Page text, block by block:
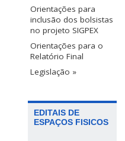
Orientações para
inclusão dos bolsistas
no projeto SIGPEX
Orientações para o
Relatório Final
Legislação »
EDITAIS DE
ESPAÇOS FISICOS